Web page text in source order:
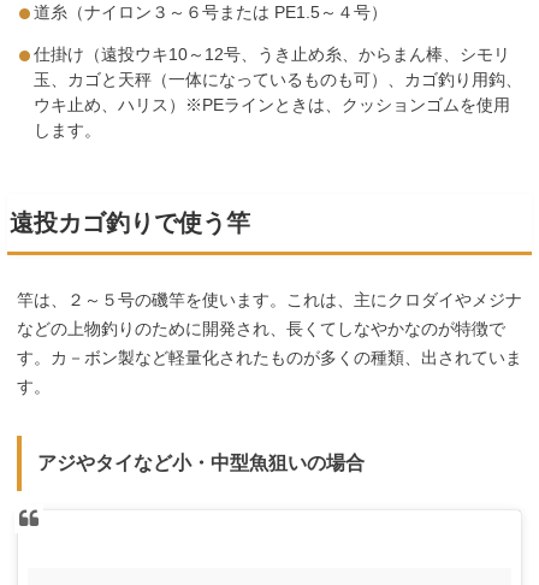
道糸（ナイロン３～６号または PE1.5～４号）
仕掛け（遠投ウキ10～12号、うき止め糸、からまん棒、シモリ
玉、カゴと天秤（一体になっているものも可）、カゴ釣り用鈎、
ウキ止め、ハリス）※PEラインときは、クッションゴムを使用
します。
遠投カゴ釣りで使う竿
竿は、２～５号の磯竿を使います。これは、主にクロダイやメジナ
などの上物釣りのために開発され、長くてしなやかなのが特徴で
す。カ－ボン製など軽量化されたものが多くの種類、出されていま
す。
アジやタイなど小・中型魚狙いの場合